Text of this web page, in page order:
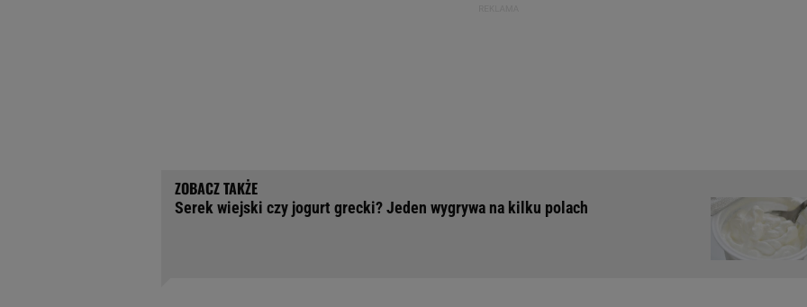
Serek wiejski czy jogurt grecki? Jeden wygrywa na kilku polach